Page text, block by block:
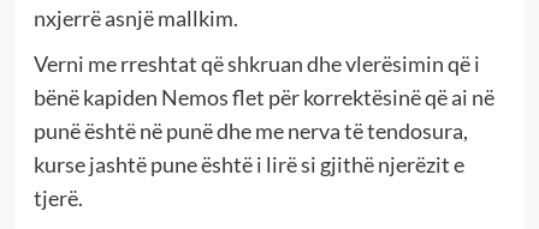
nxjerrë asnjë mallkim.
Verni me rreshtat që shkruan dhe vlerësimin që i
bënë kapiden Nemos flet për korrektësinë që ai në
punë është në punë dhe me nerva të tendosura,
kurse jashtë pune është i lirë si gjithë njerëzit e
tjerë.